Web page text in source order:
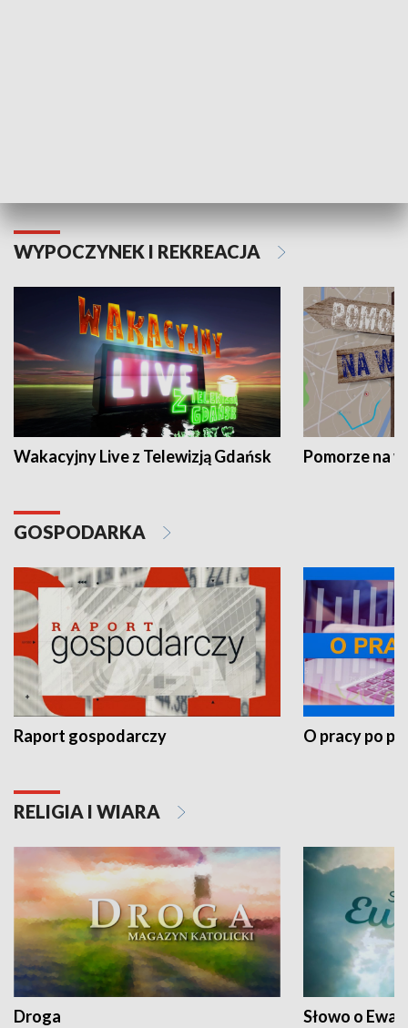
WYPOCZYNEK I REKREACJA
Wakacyjny Live z Telewizją Gdańsk Pomorze na
GOSPODARKA
Raport gospodarczy O pracy po
RELIGIA I WIARA
Droga Słowo o